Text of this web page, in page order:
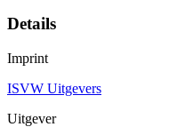
Details
Imprint
ISVW Uitgevers
Uitgever